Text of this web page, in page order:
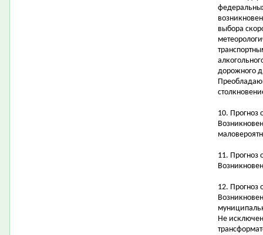
выбора
дорожного
10. Прогноз
11. Прогноз
12. Прогноз
Не